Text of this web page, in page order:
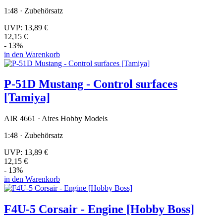
1:48 · Zubehörsatz
UVP: 13,89 €
12,15 €
- 13%
in den Warenkorb
P-51D Mustang - Control surfaces
[Tamiya]
AIR 4661 · Aires Hobby Models
1:48 · Zubehörsatz
UVP: 13,89 €
12,15 €
- 13%
in den Warenkorb
F4U-5 Corsair - Engine [Hobby Boss]